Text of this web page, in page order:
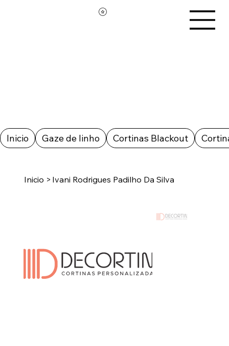
Inicio Gaze de linho Cortinas Blackout
Inicio > Ivani Rodrigues Padilho Da Silva